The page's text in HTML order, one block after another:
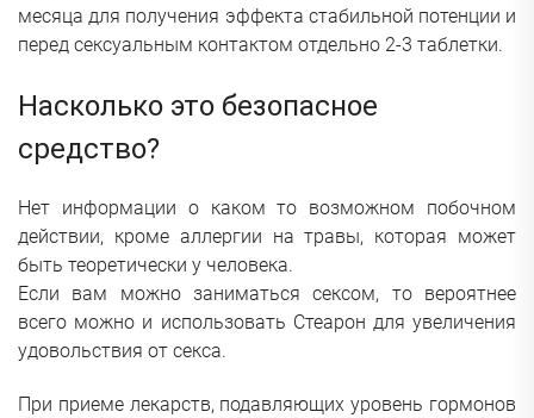
месяца для получения эффекта стабильной потенции и
перед сексуальным контактом отдельно 2-3 таблетки.
Насколько это безопасное
средство?
Нет информации о каком то возможном побочном
действии, кроме аллергии на травы, которая может
быть теоретически у человека.
Если вам можно заниматься сексом, то вероятнее
всего можно и использовать Стеарон для увеличения
удовольствия от секса.
При приеме лекарств, подавляющих уровень гормонов